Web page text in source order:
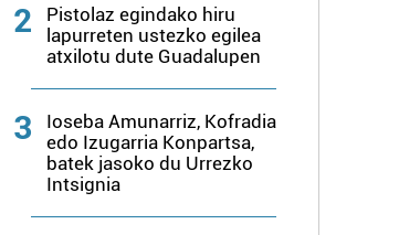
2
Pistolaz egindako hiru
lapurreten ustezko egilea
atxilotu dute Guadalupen
3
Ioseba Amunarriz, Kofradia
edo Izugarria Konpartsa,
batek jasoko du Urrezko
Intsignia